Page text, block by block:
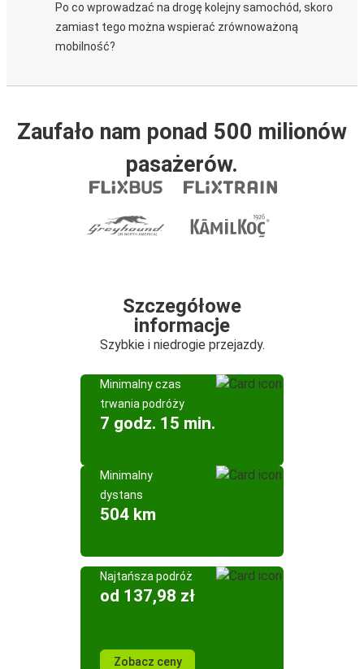
Po co wprowadzać na drogę kolejny samochód, skoro
zamiast tego można wspierać zrównoważoną
mobilność?
Zaufało nam ponad 500 milionów
pasażerów.
Szczegółowe
informacje
Szybkie i niedrogie przejazdy.
Minimalny czas
trwania podróży
7 godz. 15 min.
Minimalny
dystans
504 km
Najtańsza podróż
od 137,98 zł
Zobacz ceny